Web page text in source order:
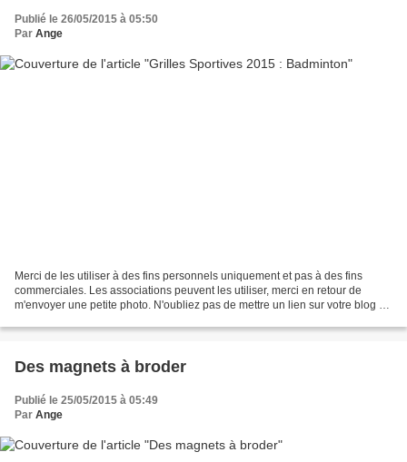
Publié le 26/05/2015 à 05:50
Par Ange
Merci de les utiliser à des fins personnels uniquement et pas à des fins
commerciales. Les associations peuvent les utiliser, merci en retour de
m'envoyer une petite photo. N'oubliez pas de mettre un lien sur votre blog si
Des magnets à broder
Publié le 25/05/2015 à 05:49
Par Ange